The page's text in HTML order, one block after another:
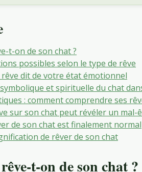
t-on de son chat ?
possibles selon le type de rêve
dit de votre état émotionnel
et spirituelle du chat
: comment comprendre ses
sur son chat peut révéler un mal-
de son chat est finalement normal
de rêver de son chat
t-on de son chat ?